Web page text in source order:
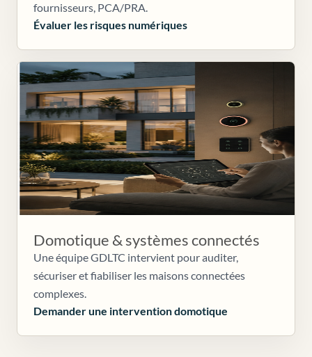
fournisseurs, PCA/PRA.
Évaluer les risques numériques
Domotique & systèmes connectés
Une équipe GDLTC intervient pour auditer,
sécuriser et fiabiliser les maisons connectées
complexes.
Demander une intervention domotique